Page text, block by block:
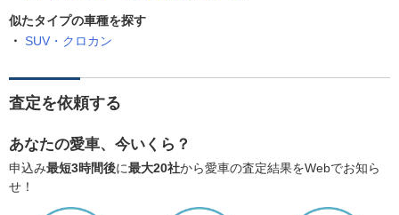
似たタイプの車種を探す
SUV・クロカン
査定を依頼する
あなたの愛車、今いくら？
申込み最短3時間後に最大20社から愛車の査定結果をWebでお知ら
せ！